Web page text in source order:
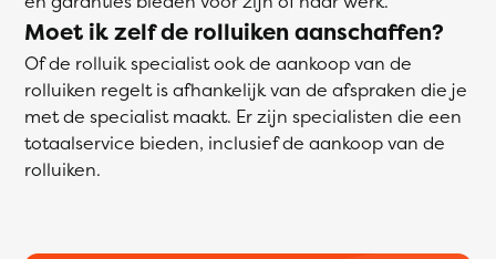
Moet ik zelf de rolluiken aanschaffen?
Of de rolluik specialist ook de aankoop van de
rolluiken regelt is afhankelijk van de afspraken die je
met de specialist maakt. Er zijn specialisten die een
totaalservice bieden, inclusief de aankoop van de
rolluiken.